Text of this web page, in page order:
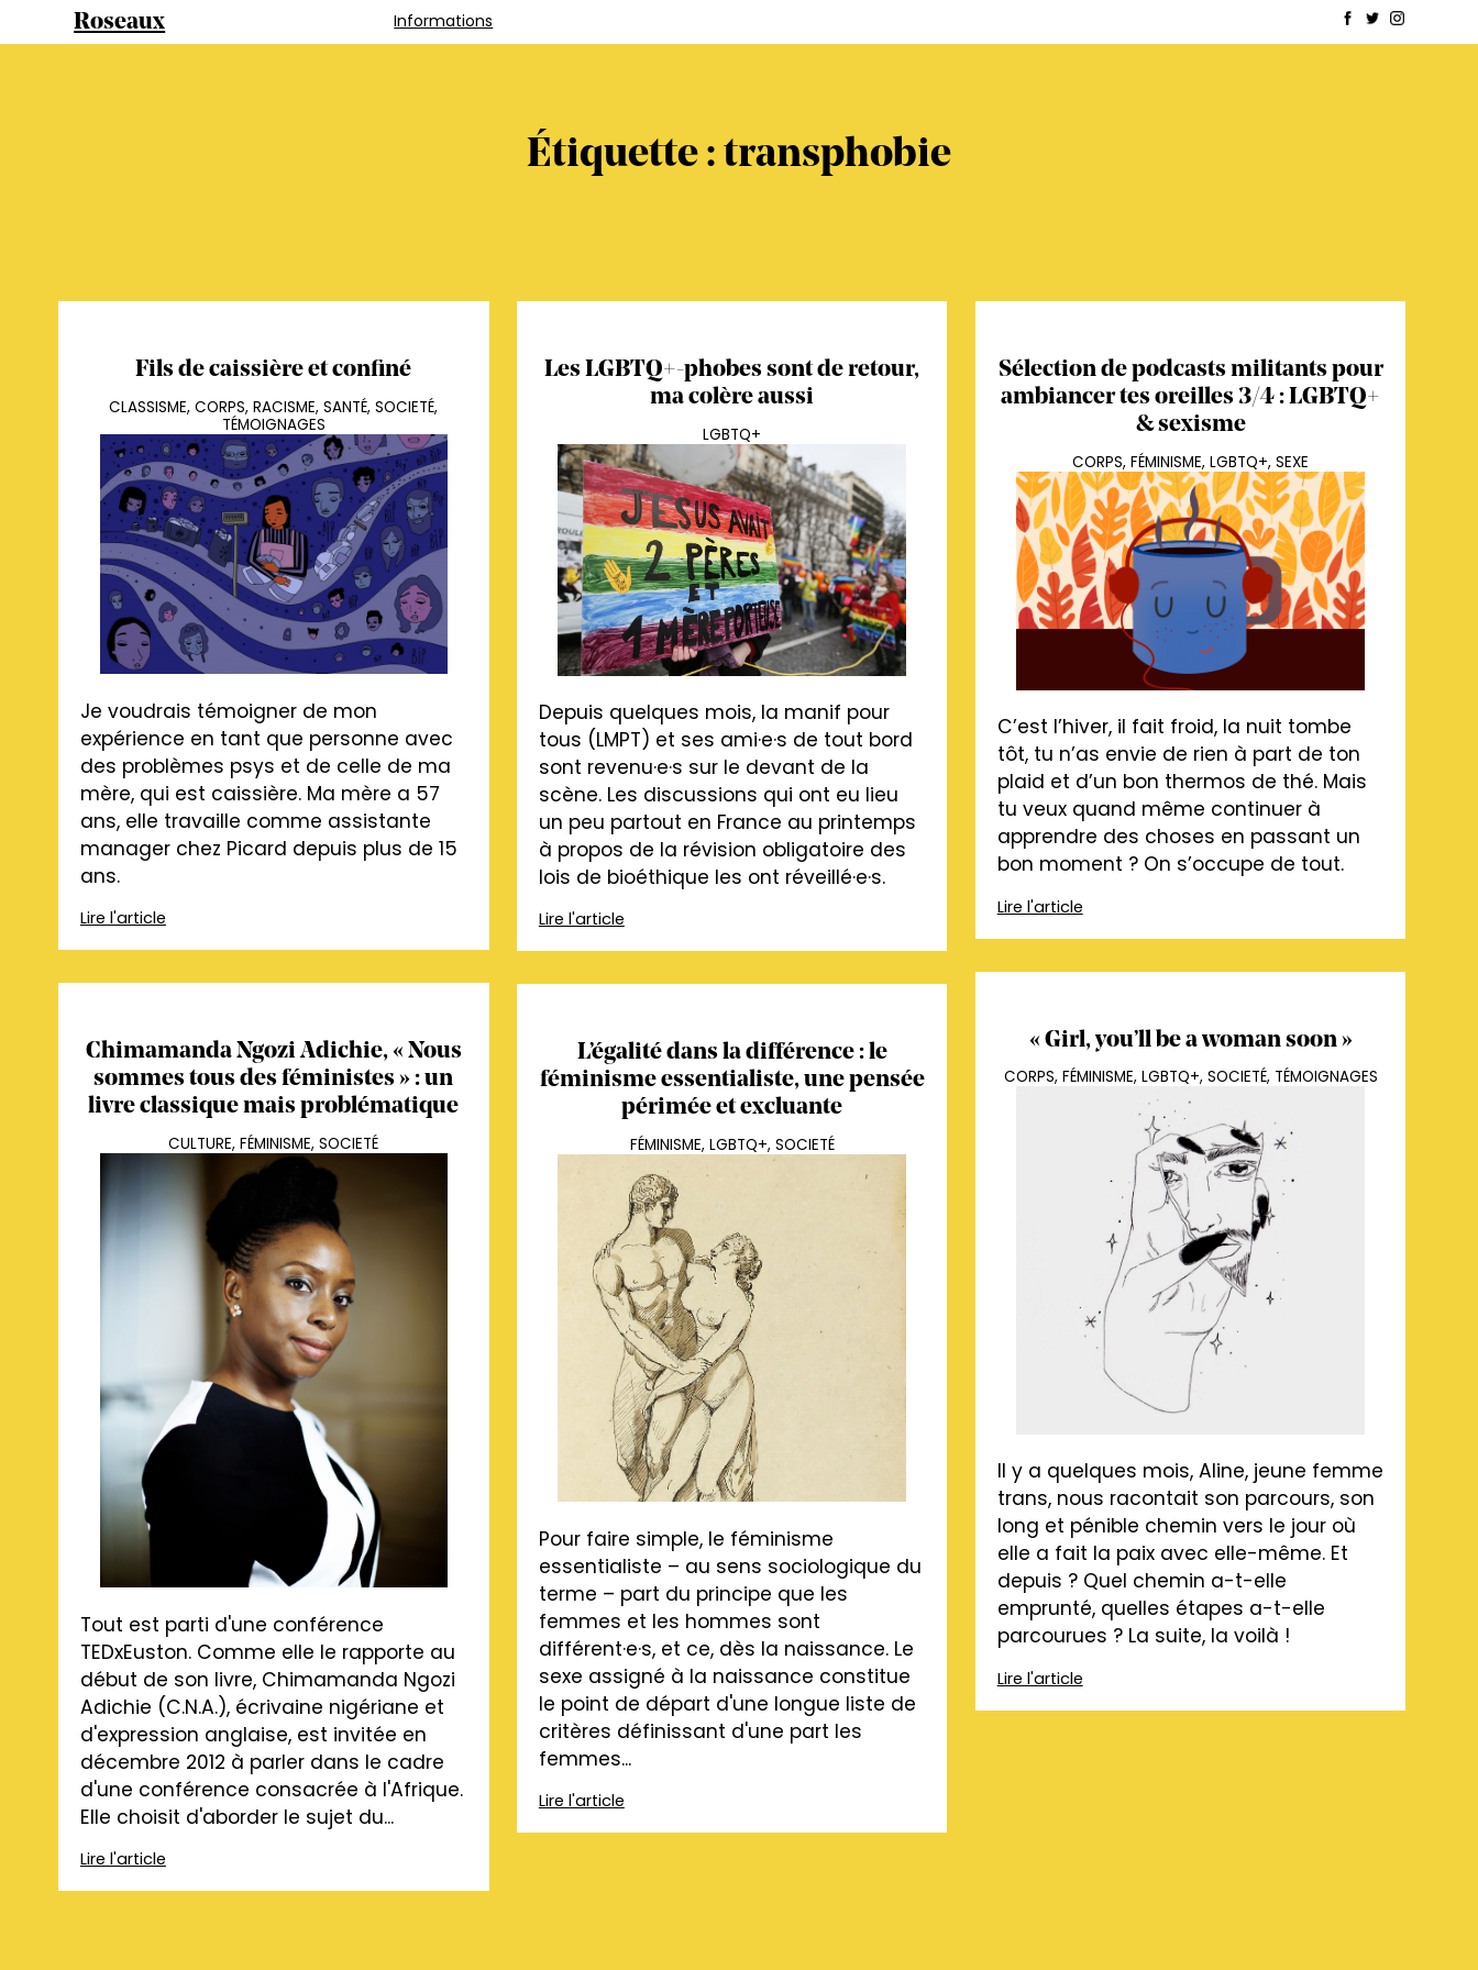
Roseaux Informations
Étiquette : transphobie
Fils de caissière et confiné
CLASSISME,CORPS,RACISME,SANTÉ,SOCIETÉ,
TÉMOIGNAGES
Je voudrais témoigner de mon
expérience en tant que personne avec
des problèmes psys et de celle de ma
mère, qui est caissière. Ma mère a 57
ans, elle travaille comme assistante
manager chez Picard depuis plus de 15
ans.
Lire l'article
Les LGBTQ+-phobes sont de retour,
ma colère aussi
LGBTQ+
Depuis quelques mois, la manif pour
tous (LMPT) et ses ami·e·s de tout bord
sont revenu·e·s sur le devant de la
scène. Les discussions qui ont eu lieu
un peu partout en France au printemps
à propos de la révision obligatoire des
lois de bioéthique les ont réveillé·e·s.
Lire l'article
Sélection de podcasts militants pour
ambiancer tes oreilles 3/4 : LGBTQ+
& sexisme
CORPS,FÉMINISME,LGBTQ+,SEXE
C’est l’hiver, il fait froid, la nuit tombe
tôt, tu n’as envie de rien à part de ton
plaid et d’un bon thermos de thé. Mais
tu veux quand même continuer à
apprendre des choses en passant un
bon moment ? On s’occupe de tout.
Lire l'article
« Girl, you’ll be a woman soon »
CORPS, FÉMINISME, LGBTQ+, SOCIETÉ, TÉMOIGNAGES
Il y a quelques mois, Aline, jeune femme
trans, nous racontait son parcours, son
long et pénible chemin vers le jour où
elle a fait la paix avec elle-même. Et
depuis ? Quel chemin a-t-elle
emprunté, quelles étapes a-t-elle
parcourues ? La suite, la voilà !
Lire l'article
Chimamanda Ngozi Adichie, « Nous
sommes tous des féministes » : un
livre classique mais problématique
CULTURE,FÉMINISME,SOCIETÉ
Tout est parti d'une conférence
TEDxEuston. Comme elle le rapporte au
début de son livre, Chimamanda Ngozi
Adichie (C.N.A.), écrivaine nigériane et
d'expression anglaise, est invitée en
décembre 2012 à parler dans le cadre
d'une conférence consacrée à l'Afrique.
Elle choisit d'aborder le sujet du...
Lire l'article
L’égalité dans la différence : le
féminisme essentialiste, une pensée
périmée et excluante
FÉMINISME, LGBTQ+, SOCIETÉ
Pour faire simple, le féminisme
essentialiste – au sens sociologique du
terme – part du principe que les
femmes et les hommes sont
différent·e·s, et ce, dès la naissance. Le
sexe assigné à la naissance constitue
le point de départ d'une longue liste de
critères définissant d'une part les
femmes...
Lire l'article